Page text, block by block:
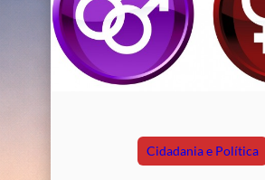
Cidadania e Política